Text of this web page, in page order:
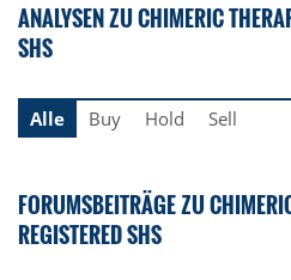
ANALYSEN ZU CHIMERIC
SHS
Alle
Buy Hold Sell
FORUMSBEITRÄGE ZU
REGISTERED SHS